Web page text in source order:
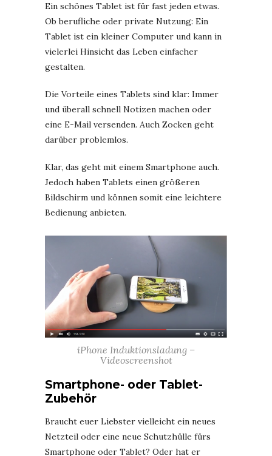
Ein schönes Tablet ist für fast jeden etwas.
Ob berufliche oder private Nutzung: Ein
Tablet ist ein kleiner Computer und kann in
vielerlei Hinsicht das Leben einfacher
gestalten.
Die Vorteile eines Tablets sind klar: Immer
und überall schnell Notizen machen oder
eine E-Mail versenden. Auch Zocken geht
darüber problemlos.
Klar, das geht mit einem Smartphone auch.
Jedoch haben Tablets einen größeren
Bildschirm und können somit eine leichtere
Bedienung anbieten.
iPhone Induktionsladung –
Videoscreenshot
Smartphone- oder Tablet-
Zubehör
Braucht euer Liebster vielleicht ein neues
Netzteil oder eine neue Schutzhülle fürs
Smartphone oder Tablet? Oder hat er